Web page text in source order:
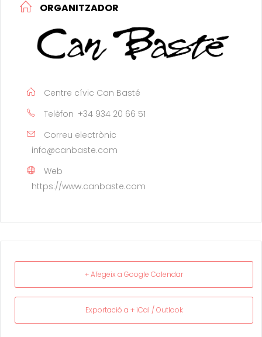
ORGANITZADOR
Centre cívic Can Basté
Telèfon +34 934 20 66 51
Correu electrònic
info@canbaste.com
Web
https://www.canbaste.com
+ Afegeix a Google Calendar
Exportació a + iCal / Outlook